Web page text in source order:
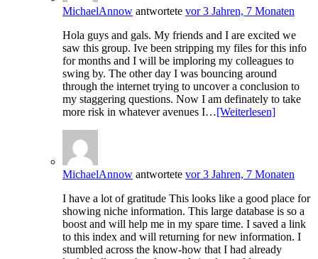
MichaelAnnow antwortete vor 3 Jahren, 7 Monaten
Hola guys and gals. My friends and I are excited we
saw this group. Ive been stripping my files for this info
for months and I will be imploring my colleagues to
swing by. The other day I was bouncing around
through the internet trying to uncover a conclusion to
my staggering questions. Now I am definately to take
more risk in whatever avenues I…[Weiterlesen]
MichaelAnnow antwortete vor 3 Jahren, 7 Monaten
I have a lot of gratitude This looks like a good place for
showing niche information. This large database is so a
boost and will help me in my spare time. I saved a link
to this index and will returning for new information. I
stumbled across the know-how that I had already